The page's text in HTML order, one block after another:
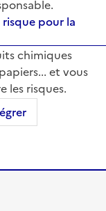
pour la
chimiques
et vous
les risques.